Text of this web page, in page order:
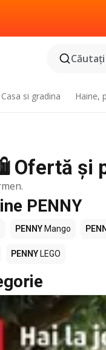
Casa si gradina Haine,
Ofertă și
PENNY
PENNY Mango
PENNY LEGO